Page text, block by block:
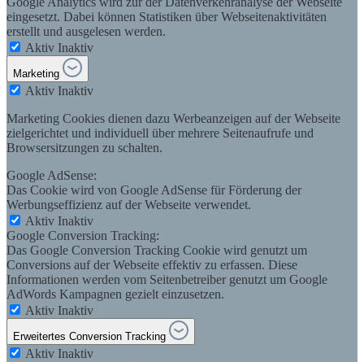
eingesetzt. Dabei können Statistiken über Webseitenaktivitäten
erstellt und ausgelesen werden.
Aktiv Inaktiv
Marketing
Aktiv Inaktiv
Marketing Cookies dienen dazu Werbeanzeigen auf der Webseite
zielgerichtet und individuell über mehrere Seitenaufrufe und
Browsersitzungen zu schalten.
Google AdSense:
Das Cookie wird von Google AdSense für Förderung der
Werbungseffizienz auf der Webseite verwendet.
Aktiv Inaktiv
Google Conversion Tracking:
Das Google Conversion Tracking Cookie wird genutzt um
Conversions auf der Webseite effektiv zu erfassen. Diese
Informationen werden vom Seitenbetreiber genutzt um Google
AdWords Kampagnen gezielt einzusetzen.
Aktiv Inaktiv
Erweitertes Conversion Tracking
Aktiv Inaktiv